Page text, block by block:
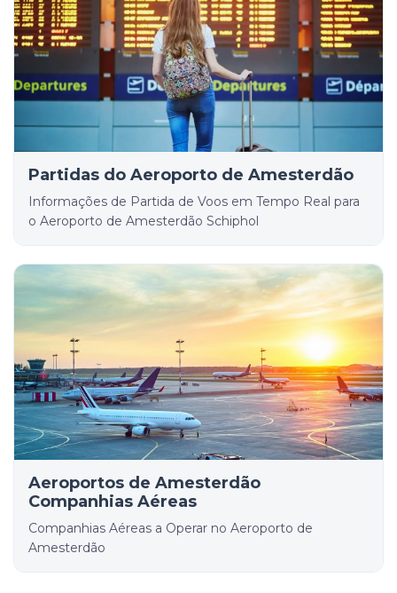
Partidas do Aeroporto de Amesterdão
Informações de Partida de Voos em Tempo Real para
o Aeroporto de Amesterdão Schiphol
Aeroportos de Amesterdão
Companhias Aéreas
Companhias Aéreas a Operar no Aeroporto de
Amesterdão